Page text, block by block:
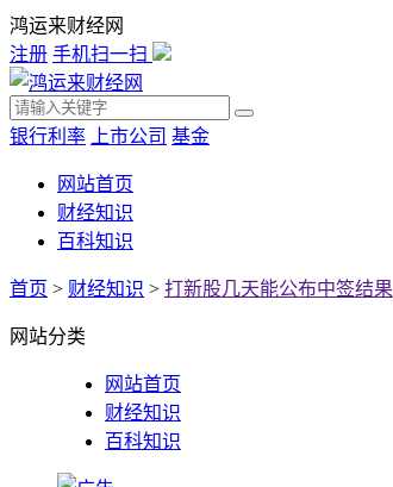
鸿运来财经网
注册 手机扫一扫
银行利率 上市公司 基金
网站首页
财经知识
百科知识
首页 > 财经知识 > 打新股几天能公布中签结果
网站分类
网站首页
财经知识
百科知识